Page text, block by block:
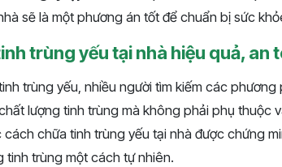
sẽ là một phương án tốt để chuẩn bị sức
trùng yếu tại nhà hiệu quả, an
trùng yếu, nhiều người tìm kiếm các
lượng tinh trùng mà không phải phụ thuộc
chữa tinh trùng yếu tại nhà được chứng
trùng một cách tự nhiên.